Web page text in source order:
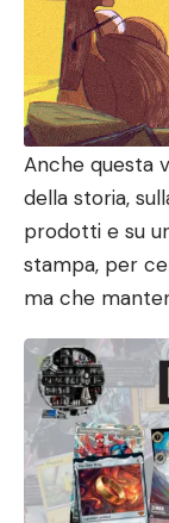
Anche questa
della storia,
prodotti e su
stampa, per
ma che